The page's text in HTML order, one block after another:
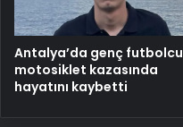
Antalya’da genç futbolcu
motosiklet kazasında
hayatını kaybetti